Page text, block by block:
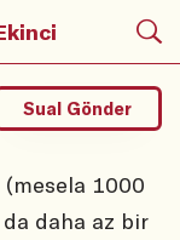
1000
daha az bir
Sual Gönder